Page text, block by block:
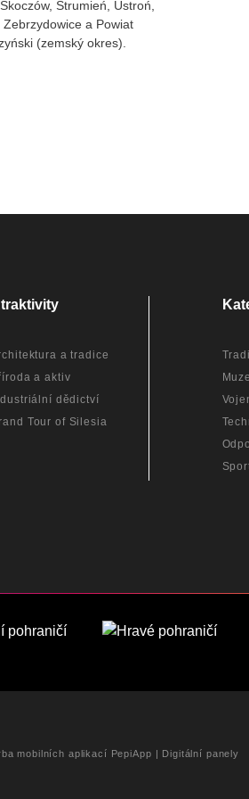
Strumień, Ustroń,
Zebrzydowice a Powiat
(zemský okres).
a tradice
a aktiv
dědictví
Tour of Silesia
mobilních aplikací PepiApp | Digitální panely